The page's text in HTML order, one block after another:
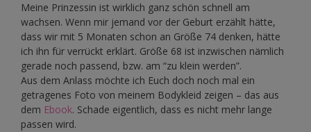
Meine Prinzessin ist wirklich ganz schön schnell am
wachsen. Wenn mir jemand vor der Geburt erzählt hätte,
dass wir mit 5 Monaten schon an Größe 74 denken, hätte
ich ihn für verrückt erklärt. Größe 68 ist inzwischen nämlich
gerade noch passend, bzw. am “zu klein werden”.
Aus dem Anlass möchte ich Euch doch noch mal ein
getragenes Foto von meinem Bodykleid zeigen – das aus
dem Ebook. Schade eigentlich, dass es nicht mehr lange
passen wird.